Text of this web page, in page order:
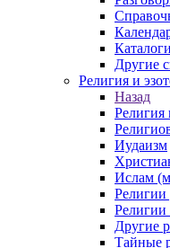
Каталоги
Другие
Религия и
Назад
Религия
Иудаизм
Ислам
Религии
Религии
Другие
Тайные